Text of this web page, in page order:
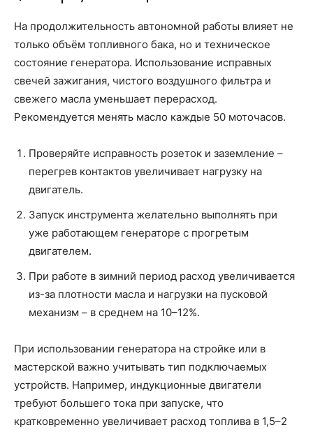
На продолжительность автономной работы влияет не
только объём топливного бака, но и техническое
состояние генератора. Использование исправных
свечей зажигания, чистого воздушного фильтра и
свежего масла уменьшает перерасход.
Рекомендуется менять масло каждые 50 моточасов.
Проверяйте исправность розеток и заземление –
перегрев контактов увеличивает нагрузку на
двигатель.
Запуск инструмента желательно выполнять при
уже работающем генераторе с прогретым
двигателем.
При работе в зимний период расход увеличивается
из-за плотности масла и нагрузки на пусковой
механизм – в среднем на 10–12%.
При использовании генератора на стройке или в
мастерской важно учитывать тип подключаемых
устройств. Например, индукционные двигатели
требуют большего тока при запуске, что
кратковременно увеличивает расход топлива в 1,5–2